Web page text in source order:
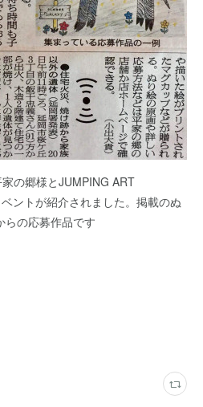
の郷様とJUMPING ART
ントが紹介されました。掲載のぬ
らの応募作品です